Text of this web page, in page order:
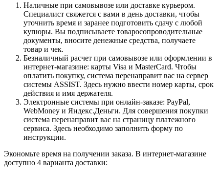
Наличные при самовывозе или доставке курьером.
Специалист свяжется с вами в день доставки, чтобы
уточнить время и заранее подготовить сдачу с любой
купюры. Вы подписываете товаросопроводительные
документы, вносите денежные средства, получаете
товар и чек.
Безналичный расчет при самовывозе или оформлении в
интернет-магазине: карты Visa и MasterCard. Чтобы
оплатить покупку, система перенаправит вас на сервер
системы ASSIST. Здесь нужно ввести номер карты, срок
действия и имя держателя.
Электронные системы при онлайн-заказе: PayPal,
WebMoney и Яндекс.Деньги. Для совершения покупки
система перенаправит вас на страницу платежного
сервиса. Здесь необходимо заполнить форму по
инструкции.
Экономьте время на получении заказа. В интернет-магазине
доступно 4 варианта доставки: